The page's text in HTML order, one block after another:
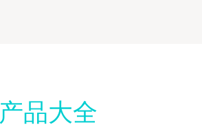
产品大全